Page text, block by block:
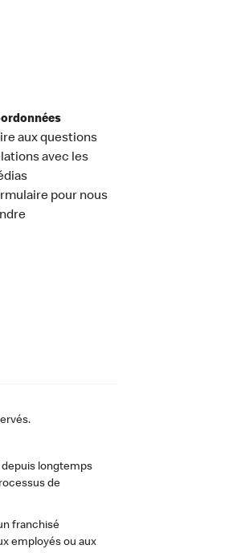
aux questions
avec les
pour nous
depuis longtemps
de
franchisé
employés ou aux